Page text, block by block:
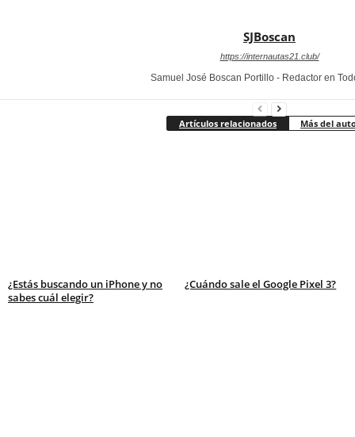
SJBoscan
https://internautas21.club/
Samuel José Boscan Portillo - Redactor en
Artículos relacionados Más del
¿Estás buscando un iPhone y no
sabes cuál elegir?
¿Cuándo sale el Google Pixel 3?